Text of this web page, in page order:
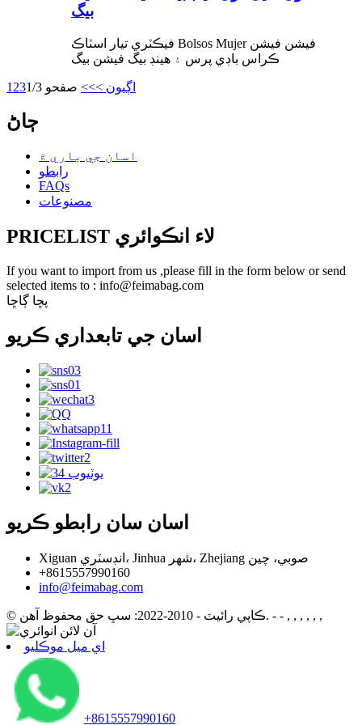
بيگ
فيڪٽري تيار اسٽاڪ Bolsos Mujer فيشن فيشن
ڪراس باڊي پرس ۽ هينڊ بيگ فيشن بيگ
1 23 اڳيون >>> صفحو 1/3
ڄاڻ
اسان جي باري ۾
رابطو
FAQs
مصنوعات
PRICELIST لاء انڪوائري
If you want to import from us ,please fill in the form below or send
selected items to : info@feimabag.com
پڇا ڳاڇا
اسان جي تابعداري ڪريو
اسان سان رابطو ڪريو
Xiguan انڊسٽري، Jinhua شهر، Zhejiang صوبي، چين
+8615557990160
info@feimabag.com
© ڪاپي رائيٽ - 2010-2022: سڀ حق محفوظ آهن. - - , , , , , ,
اي ميل موڪليو
+8615557990160